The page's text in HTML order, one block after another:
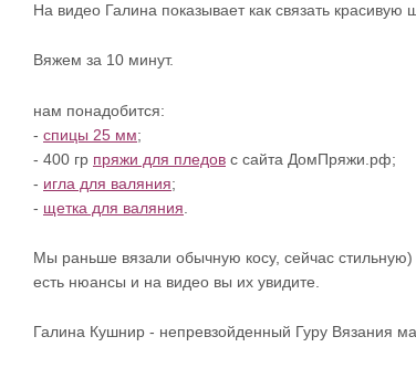
На видео Галина показывает как связать
Вяжем за 10 минут.
нам понадобится:
- спицы 25 мм;
- 400 гр пряжи для пледов с сайта ДомПряжи.рф;
- игла для валяния;
- щетка для валяния
Мы раньше вязали обычную косу, сейчас стильную)
есть нюансы и на видео вы их увидите.
Галина Кушнир - непревзойденный Гуру Вязания